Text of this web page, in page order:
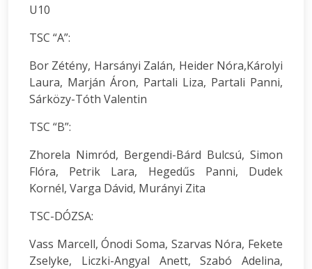
U10
TSC “A”:
Bor Zétény, Harsányi Zalán, Heider Nóra,Károlyi
Laura, Marján Áron, Partali Liza, Partali Panni,
Sárközy-Tóth Valentin
TSC “B”:
Zhorela Nimród, Bergendi-Bárd Bulcsú, Simon
Flóra, Petrik Lara, Hegedűs Panni, Dudek
Kornél, Varga Dávid, Murányi Zita
TSC-DÓZSA:
Vass Marcell, Ónodi Soma, Szarvas Nóra, Fekete
Zselyke, Liczki-Angyal Anett, Szabó Adelina,